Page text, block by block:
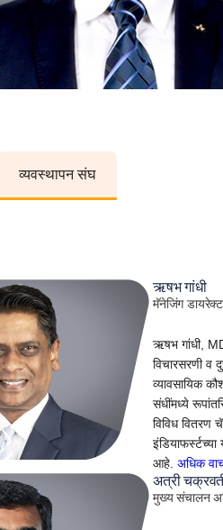
व्यवस्थापन संघ
ऋषभ गांधी
मॅनेजिंग
ऋषभ गांधी,
विचारसरणी व
व्यावसायिक
संधींमध्ये
विविध वितरण
आहे.अधिक
अत्री
मुख्य संचालन